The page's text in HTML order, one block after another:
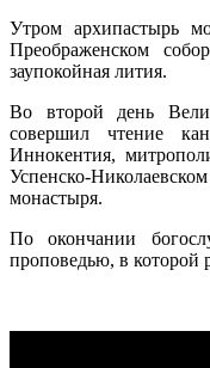
Утром архипастырь
Преображенском
заупокойная лития.
Во второй день
совершил чтение
Иннокентия,
Успенско-
монастыря.
По окончании
проповедью, в которой